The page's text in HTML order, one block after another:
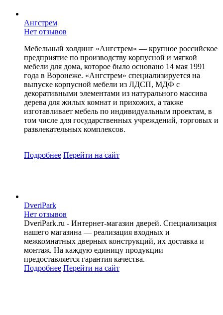
Ангстрем
Нет отзывов
Мебельный холдинг «Ангстрем» — крупное российское
предприятие по производству корпусной и мягкой
мебели для дома, которое было основано 14 мая 1991
года в Воронеже. «Ангстрем» специализируется на
выпуске корпусной мебели из ЛДСП, МДФ с
декоративными элементами из натурального массива
дерева для жилых комнат и прихожих, а также
изготавливает мебель по индивидуальным проектам, в
том числе для государственных учреждений, торговых и
развлекательных комплексов.
Подробнее Перейти на сайт
DveriPark
Нет отзывов
DveriPark.ru - Интернет-магазин дверей. Специализация
нашего магазина — реализация входных и
межкомнатных дверных конструкций, их доставка и
монтаж. На каждую единицу продукции
предоставляется гарантия качества.
Подробнее Перейти на сайт